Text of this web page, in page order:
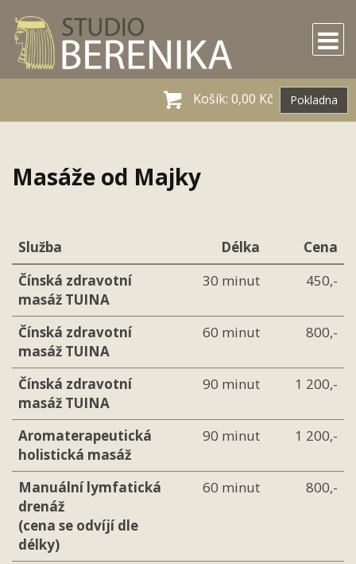
Košík: 0,00 Kč Pokladna
Masáže od Majky
Služba Délka
Cena
Čínská zdravotní
masáž TUINA
30 minut 450,-
Čínská zdravotní
masáž TUINA
60 minut 800,-
Čínská zdravotní
masáž TUINA
90 minut 1 200,-
Aromaterapeutická
holistická masáž
90 minut 1 200,-
Manuální lymfatická
drenáž
(cena se odvíjí dle
délky)
60 minut 800,-